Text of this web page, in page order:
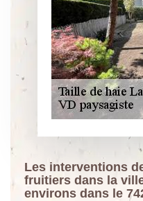
Les interventions
fruitiers dans la
environs dans le